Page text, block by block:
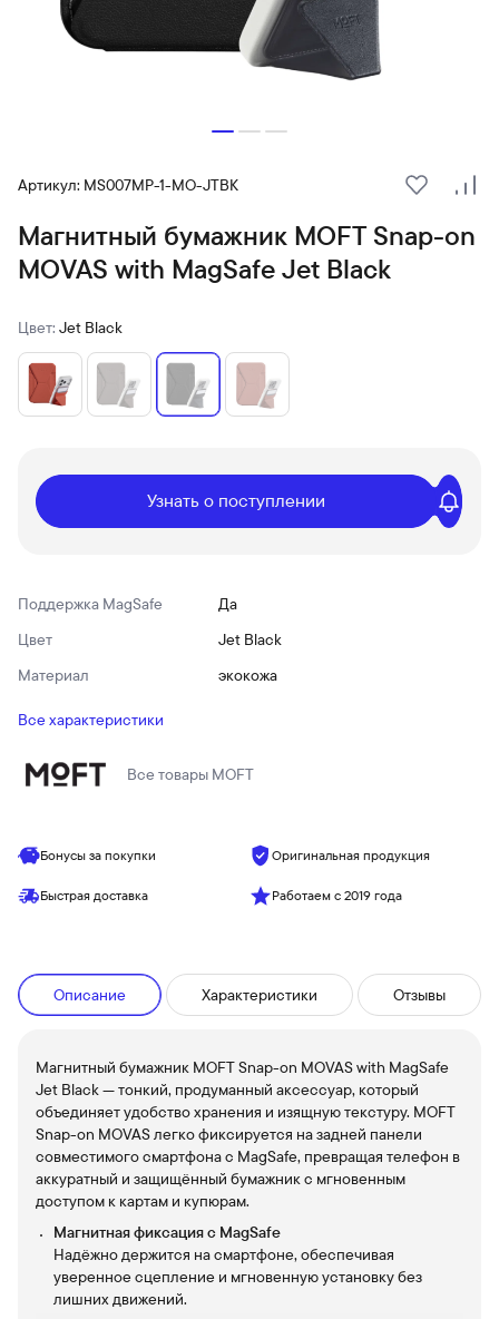
Артикул: MS007MP-1-MO-JTBK
В
Магнитный бумажник MOFT Snap-on
MOVAS with MagSafe Jet Black
Цвет: Jet Black
Узнать о поступлении
Поддержка MagSafe
Да
Цвет
Jet Black
Материал
экокожа
Все характеристики
Все товары MOFT
Бонусы за покупки Оригинальная продукция
Быстрая доставка Работаем с 2019 года
Описание Характеристики Отзывы
Магнитный бумажник MOFT Snap-on MOVAS with MagSafe
Jet Black — тонкий, продуманный аксессуар, который
объединяет удобство хранения и изящную текстуру. MOFT
Snap-on MOVAS легко фиксируется на задней панели
совместимого смартфона с MagSafe, превращая телефон в
аккуратный и защищённый бумажник с мгновенным
доступом к картам и купюрам.
Магнитная фиксация с MagSafe
Надёжно держится на смартфоне, обеспечивая
уверенное сцепление и мгновенную установку без
лишних движений.